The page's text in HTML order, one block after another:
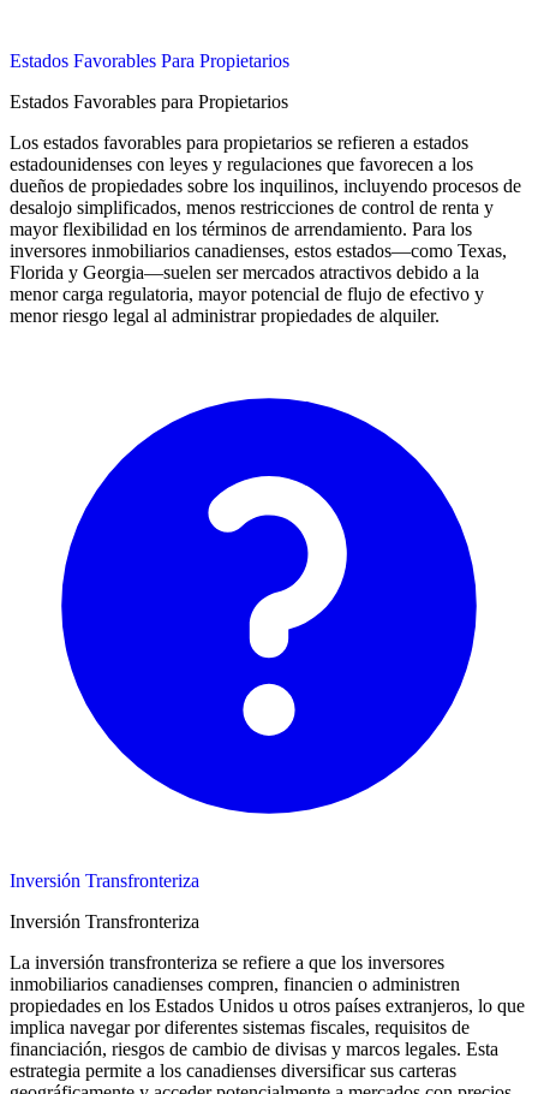
Estados Favorables Para Propietarios
Estados Favorables para Propietarios
Los estados favorables para propietarios se refieren a estados
estadounidenses con leyes y regulaciones que favorecen a los
dueños de propiedades sobre los inquilinos, incluyendo procesos de
desalojo simplificados, menos restricciones de control de renta y
mayor flexibilidad en los términos de arrendamiento. Para los
inversores inmobiliarios canadienses, estos estados—como Texas,
Florida y Georgia—suelen ser mercados atractivos debido a la
menor carga regulatoria, mayor potencial de flujo de efectivo y
menor riesgo legal al administrar propiedades de alquiler.
Inversión Transfronteriza
Inversión Transfronteriza
La inversión transfronteriza se refiere a que los inversores
inmobiliarios canadienses compren, financien o administren
propiedades en los Estados Unidos u otros países extranjeros, lo que
implica navegar por diferentes sistemas fiscales, requisitos de
financiación, riesgos de cambio de divisas y marcos legales. Esta
estrategia permite a los canadienses diversificar sus carteras